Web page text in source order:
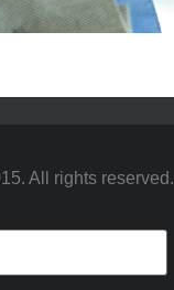
All rights reserved.